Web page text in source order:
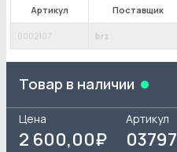
Артикул Поставщик
0002107 brz
Товар в наличии
Цена
2 600,00₽
Артикул
03797